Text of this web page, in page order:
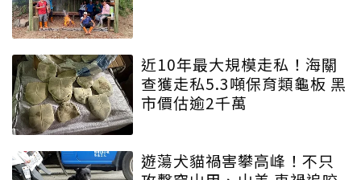
近10年最大規模走私！海關
查獲走私5.3噸保育類龜板 黑
市價估逾2千萬
遊蕩犬貓禍害攀高峰！不只